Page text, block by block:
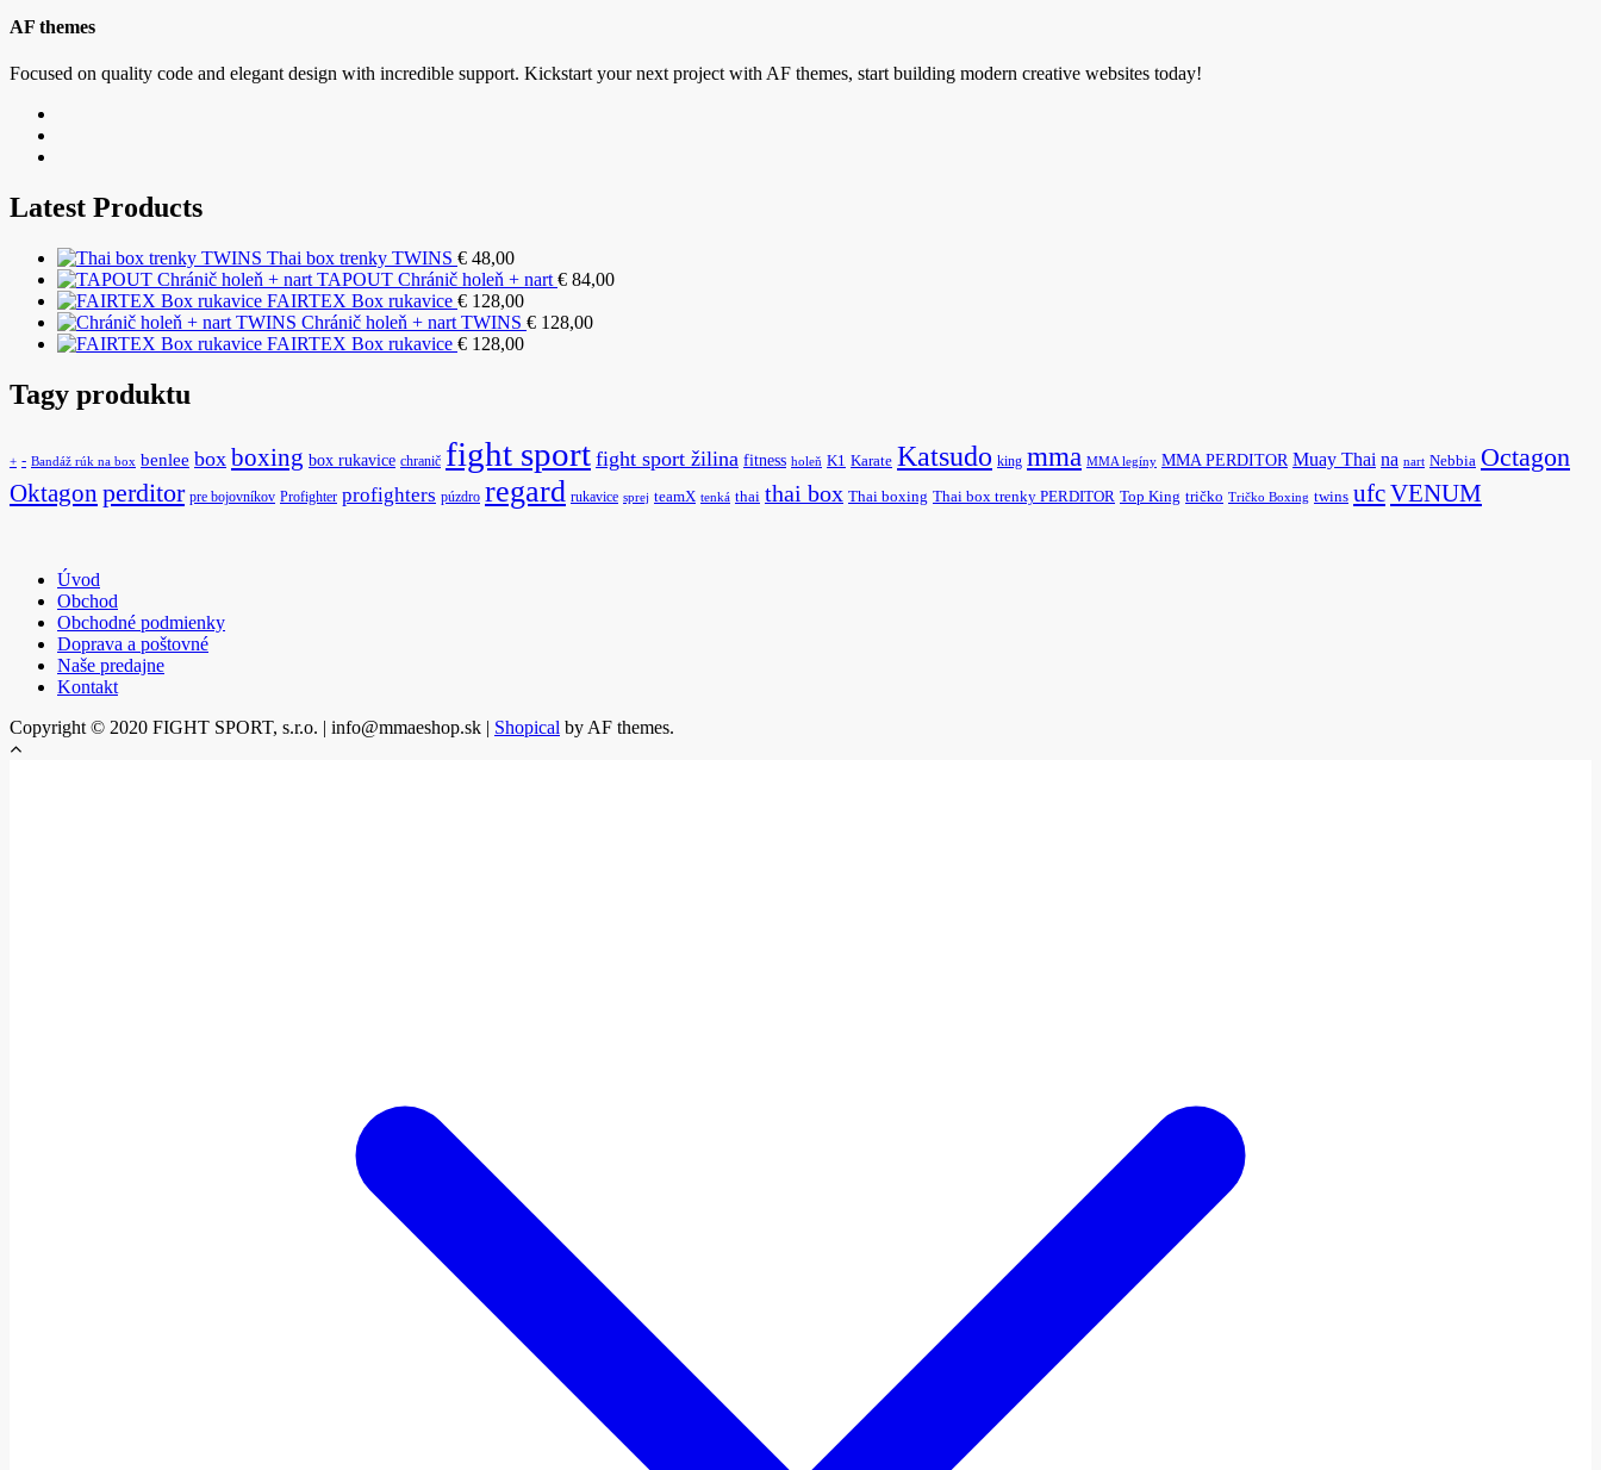
AF themes
Focused on quality code and elegant design with incredible support. Kickstart your next project with AF themes, start building modern creative websites today!
Latest Products
Thai box trenky TWINS € 48,00
TAPOUT Chránič holeň + nart € 84,00
FAIRTEX Box rukavice € 128,00
Chránič holeň + nart TWINS € 128,00
FAIRTEX Box rukavice € 128,00
Tagy produktu
+ - Bandáž rúk na box benlee box boxing box rukavice chranič fight sport fight sport žilina fitness holeň K1 Karate Katsudo king mma MMA legíny MMA PERDITOR Muay Thai na nart Nebbia Octagon
Oktagon perditor pre bojovníkov Profighter profighters púzdro regard rukavice sprej teamX tenká thai thai box Thai boxing Thai box trenky PERDITOR Top King tričko Tričko Boxing twins ufcVENUM
Úvod
Obchod
Obchodné podmienky
Doprava a poštovné
Naše predajne
Kontakt
Copyright © 2020 FIGHT SPORT, s.r.o. | info@mmaeshop.sk | Shopical by AF themes.